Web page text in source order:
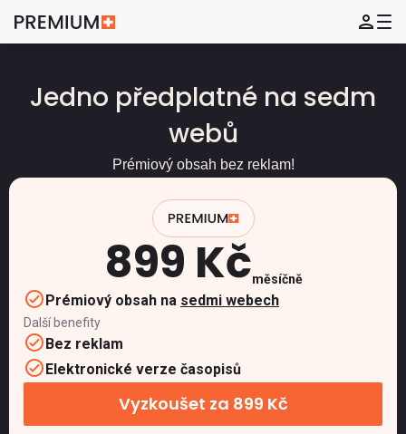
Jedno předplatné na sedm
webů
Prémiový obsah bez reklam!
899 Kčměsíčně
Prémiový obsah na sedmi webech
Další benefity
Bez reklam
Elektronické verze časopisů
Vyzkoušet za 899 Kč